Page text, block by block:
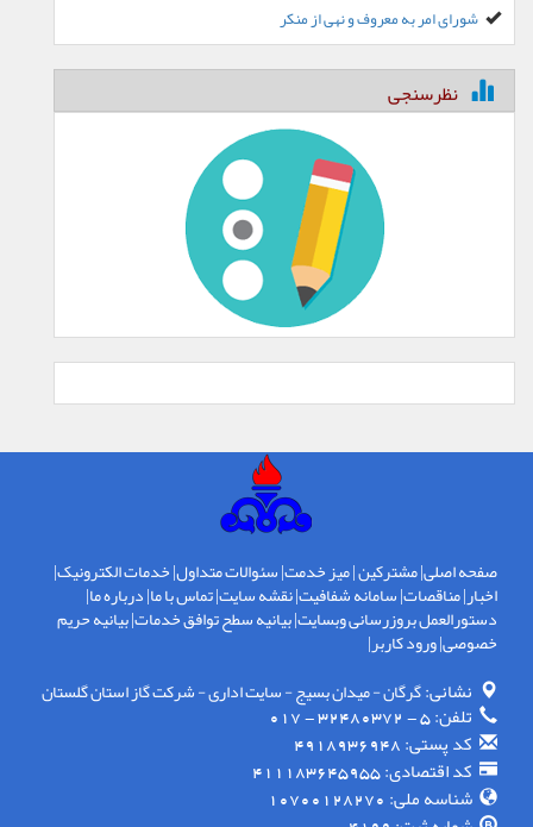
شورای امر به معروف و نهی از منکر
نظرسنجی
صفحه اصلی|مشترکین|میز خدمت|سئوالات متداول|خدمات الکترونیک|
اخبار|مناقصات|سامانه شفافیت|نقشه سایت|تماس با ما|درباره ما|
دستورالعمل بروزرسانی وبسایت|بیانیه سطح توافق خدمات|بیانیه حریم
خصوصی|ورود کاربر|
نشانی:گرگان - ميدان بسيج - سايت اداری - شركت گاز استان گلستان
تلفن: 5 - 32480372 - 017
کد پستی: 4918936948
کد اقتصادی: 411183645955
شناسه ملی: 10700128270